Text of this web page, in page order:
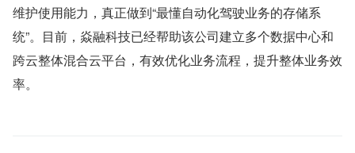
维护使用能力，真正做到“最懂自动化驾驶业务的存储系
统”。目前，焱融科技已经帮助该公司建立多个数据中心和
跨云整体混合云平台，有效优化业务流程，提升整体业务效
率。